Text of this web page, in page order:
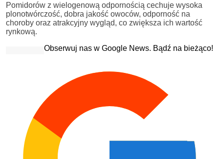
Pomidorów z wielogenową odpornością cechuje wysoka
plonotwórczość, dobra jakość owoców, odporność na
choroby oraz atrakcyjny wygląd, co zwiększa ich wartość
rynkową.
Obserwuj nas w Google News. Bądź na bieżąco!